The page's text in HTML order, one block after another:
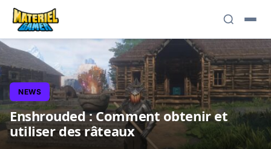
NEWS
Enshrouded : Comment obtenir et
utiliser des râteaux